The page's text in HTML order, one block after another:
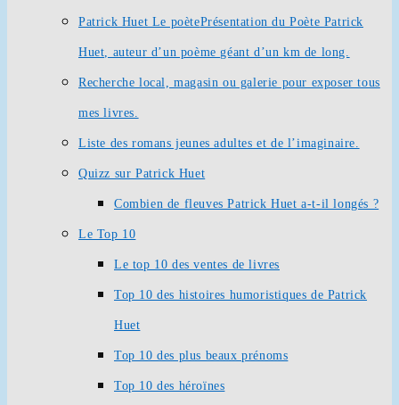
Patrick Huet Le poètePrésentation du Poète Patrick
Huet, auteur d’un poème géant d’un km de long.
Recherche local, magasin ou galerie pour exposer tous
mes livres.
Liste des romans jeunes adultes et de l’imaginaire.
Quizz sur Patrick Huet
Combien de fleuves Patrick Huet a-t-il longés ?
Le Top 10
Le top 10 des ventes de livres
Top 10 des histoires humoristiques de Patrick
Huet
Top 10 des plus beaux prénoms
Top 10 des héroïnes